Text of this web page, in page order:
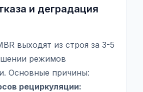
и деградация
выходят из строя за 3-5
режимов
Основные причины:
рециркуляции: